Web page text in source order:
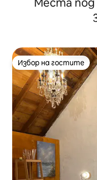
Места под
Избор на гостите
Избор на гостите